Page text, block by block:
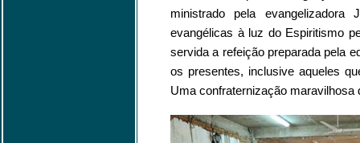
ministrado pela
evangélicas à luz do Espiritismo
servida a refeição preparada pela
os presentes, inclusive aqueles
Uma confraternização maravilhosa